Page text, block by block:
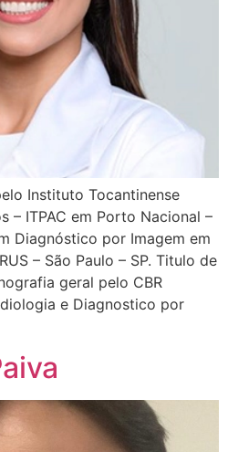
Instituto Tocantinense
– ITPAC em Porto Nacional –
Diagnóstico por Imagem em
– São Paulo – SP. Titulo de
geral pelo CBR
e Diagnostico por